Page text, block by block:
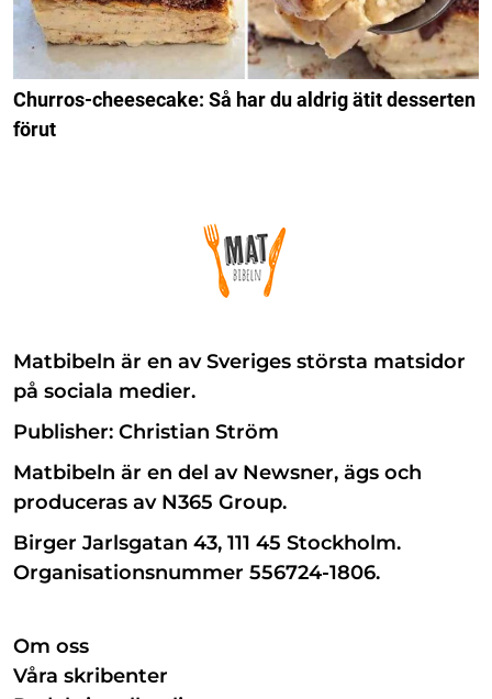
Churros-cheesecake: Så har du aldrig ätit desserten
förut
Matbibeln är en av Sveriges största matsidor
på sociala medier.
Publisher: Christian Ström
Matbibeln är en del av Newsner, ägs och
produceras av N365 Group.
Birger Jarlsgatan 43, 111 45 Stockholm.
Organisationsnummer 556724-1806.
Om oss
Våra skribenter